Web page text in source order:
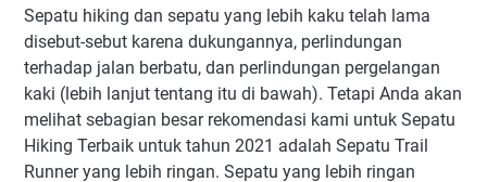
Sepatu hiking dan sepatu yang lebih kaku telah lama
disebut-sebut karena dukungannya, perlindungan
terhadap jalan berbatu, dan perlindungan pergelangan
kaki (lebih lanjut tentang itu di bawah). Tetapi Anda akan
melihat sebagian besar rekomendasi kami untuk Sepatu
Hiking Terbaik untuk tahun 2021 adalah Sepatu Trail
Runner yang lebih ringan. Sepatu yang lebih ringan